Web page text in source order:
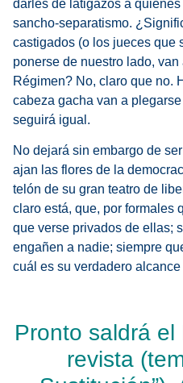
darles de latigazos a
sancho-separatismo.
castigados (o los jueces que
ponerse de nuestro lado,
Régimen? No, claro que no.
cabeza gacha van a
seguirá igual.
No dejará sin embargo de
ajan las flores de la
telón de su gran teatro de
claro está, que, por formales
que verse privados de ellas;
engañen a nadie; siempre
cuál es su verdadero
Pronto saldrá el
revista